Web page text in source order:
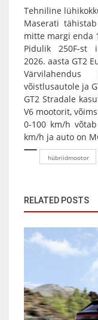
Tehniline
Maserati
mitte margi enda
Pidulik 250F-st
2026. aasta GT2
võistlusautole ja
GT2 Stradale
V6 mootorit,
0-100 km/h
km/h ja auto on
hübriidmootor
RELATED POSTS